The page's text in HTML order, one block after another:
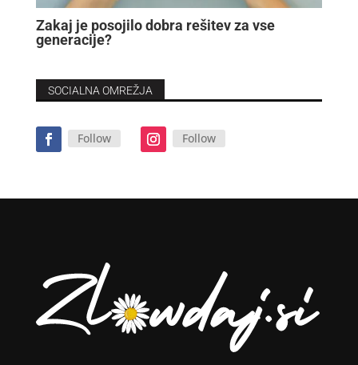
Zakaj je posojilo dobra rešitev za vse
generacije?
SOCIALNA OMREŽJA
Follow Follow